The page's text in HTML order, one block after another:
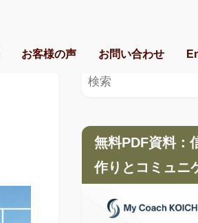
お客様の声 お問い合わせ
無料PDF資料：
作りとコミュニ